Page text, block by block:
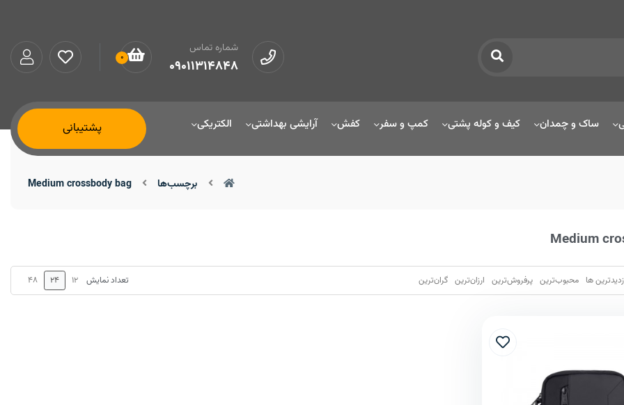
شماره تماس
09011314848
0
ساک و چمدان کیف و کوله پشتی کمپ و سفر کفش آرایشی بهداشتی الکتریکی پشتیبانی
برچسب‌ها Medium crossbody bag
Medium
ها محبوب‌‌ترین پرفروش‌ترین ارزان‌ترین گران‌ترین تعداد نمایش 12
24
48